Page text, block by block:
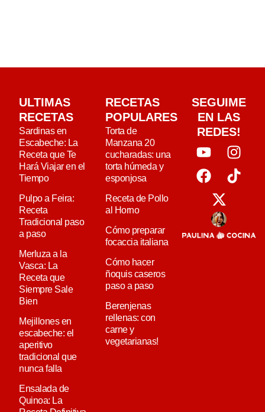
ULTIMAS
RECETAS
Sardinas en
Escabeche: La
Receta que Te
Hará Viajar en el
Tiempo
Pulpo a Feira:
Receta
Tradicional paso
a paso
Merluza a la
Vasca: La
Receta que
Siempre Sale
Bien
Mejillones en
escabeche: el
aperitivo
tradicional que
nunca falla
Ensalada de
Quinoa: La
RECETAS
POPULARES
Torta de
Manzana 20
cucharadas: una
torta húmeda y
esponjosa
Receta de Pollo
al Horno
Cómo preparar
focaccia italiana
Cómo hacer
ñoquis caseros
paso a paso
Berenjenas
rellenas: con
carne y
vegetarianas!
SEGUIME
EN LAS
REDES!